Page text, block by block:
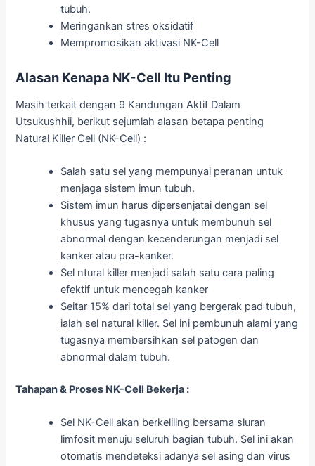
tubuh.
Meringankan stres oksidatif
Mempromosikan aktivasi NK-Cell
Alasan Kenapa NK-Cell Itu Penting
Masih terkait dengan 9 Kandungan Aktif Dalam
Utsukushhii, berikut sejumlah alasan betapa penting
Natural Killer Cell (NK-Cell) :
Salah satu sel yang mempunyai peranan untuk
menjaga sistem imun tubuh.
Sistem imun harus dipersenjatai dengan sel
khusus yang tugasnya untuk membunuh sel
abnormal dengan kecenderungan menjadi sel
kanker atau pra-kanker.
Sel ntural killer menjadi salah satu cara paling
efektif untuk mencegah kanker
Seitar 15% dari total sel yang bergerak pad tubuh,
ialah sel natural killer. Sel ini pembunuh alami yang
tugasnya membersihkan sel patogen dan
abnormal dalam tubuh.
Tahapan & Proses NK-Cell Bekerja :
Sel NK-Cell akan berkeliling bersama sluran
limfosit menuju seluruh bagian tubuh. Sel ini akan
otomatis mendeteksi adanya sel asing dan virus